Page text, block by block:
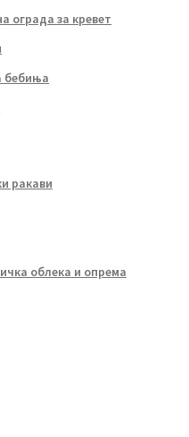
ограда за кревет
бебиња
ракави
облека и опрема